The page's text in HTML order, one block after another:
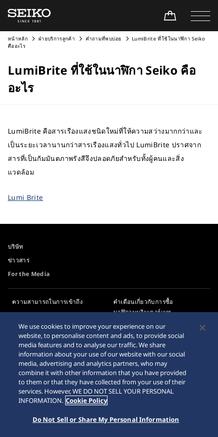
หน้าหลัก ฝ่ายบริการลูกค้า คำถามที่พบบ่อย
LumiBrite ที่ใช้ในนาฬิกา Seiko
คืออะไร
LumiBrite ที่ใช้ในนาฬิกา Seiko คือ
อะไร
LumiBrite คือสารเรืองแสงชนิดใหม่ที่ให้ความสว่างมากกว่าและ
เป็นระยะเวลานานกว่าสารเรืองแสงทั่วไป LumiBrite ปราศจาก
สารที่เป็นกัมมันตภาพรังสีจึงปลอดภัยสำหรับทั้งผู้คนและสิ่ง
แวดล้อม
Lumi Brite
บริษัท
ข่าวสาร
For the Media
ความสามารถในการเข้าถึง
คำเตือนเกี่ยวกับการซื้อ
นาฬิกาบนอินเตอร์เนท
Sitemap
© 2026 Seiko Watch Corporation
We use cookies to improve your experience on our
website, to personalise content and ads, to provide social
media features and to analyse our traffic. We share
information about your use of our website with our social
media, advertising and analytics partners, who may
combine it with other information that you have provided
to them or that they have collected from your use of their
services. However, WE DO NOT SELL YOUR PERSONAL
INFORMATION. Cookie Policy
Do Not Sell or Share My Personal Information